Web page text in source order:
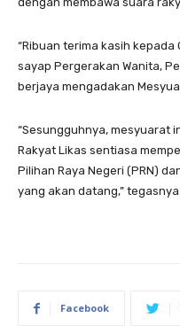
“Ribuan terima kasih kepada
sayap Pergerakan Wanita,
berjaya mengadakan
“Sesungguhnya, mesyuarat
Rakyat Likas sentiasa
Pilihan Raya Negeri (PRN)
yang akan datang,” tegasnya.
Facebook